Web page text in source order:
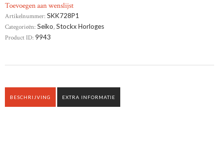
Toevoegen aan wenslijst
Artikelnummer: SKK728P1
Categorieën: Seiko,Stockx Horloges
Product ID: 9943
BESCHRIJVING EXTRA INFORMATIE